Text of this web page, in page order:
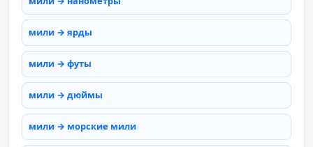
мили → ярды
мили → футы
мили → дюймы
мили → морские мили